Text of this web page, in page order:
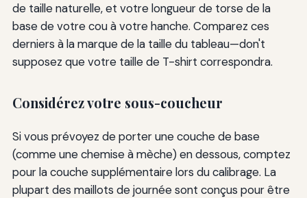
de taille naturelle, et votre longueur de torse de la
base de votre cou à votre hanche. Comparez ces
derniers à la marque de la taille du tableau—don't
supposez que votre taille de T-shirt correspondra.
Considérez votre sous-coucheur
Si vous prévoyez de porter une couche de base
(comme une chemise à mèche) en dessous, comptez
pour la couche supplémentaire lors du calibrage. La
plupart des maillots de journée sont conçus pour être